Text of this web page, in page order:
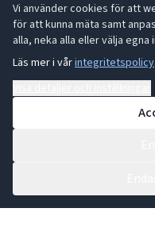
Vi använder cookies för att
för att kunna mäta samt
alla, neka alla eller välja egna
Läs mer i vårintegritetspolicy